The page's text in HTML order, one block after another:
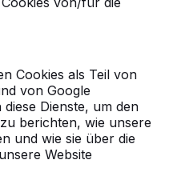
Cookies als Teil von
von Google
Dienste, um den
berichten, wie unsere
und wie sie über die
Website
in ganz Europa
Sie hier, wo Sie
Nähe finden.